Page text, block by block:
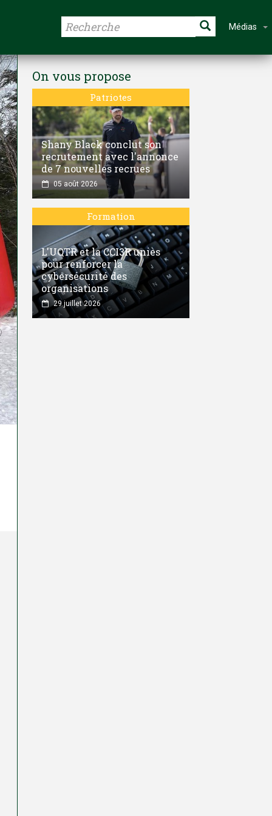
Médias
On vous propose
Patriotes
Shany Black conclut son
recrutement avec l'annonce
de 7 nouvelles recrues
05 août 2026
Formation
L'UQTR et la CCI3R unies
pour renforcer la
cybersécurité des
organisations
29 juillet 2026